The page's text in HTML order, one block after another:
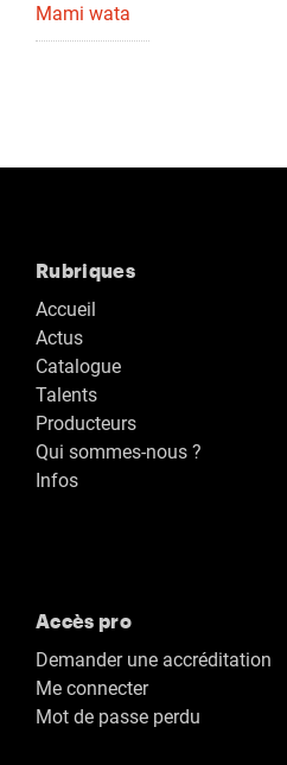
Mami wata
Rubriques
Accueil
Actus
Catalogue
Talents
Producteurs
Qui sommes-nous ?
Infos
Accès pro
Demander une accréditation
Me connecter
Mot de passe perdu